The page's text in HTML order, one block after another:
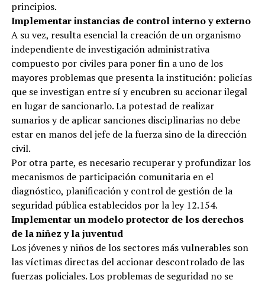
principios.
Implementar instancias de control interno y externo
A su vez, resulta esencial la creación de un organismo
independiente de investigación administrativa
compuesto por civiles para poner fin a uno de los
mayores problemas que presenta la institución: policías
que se investigan entre sí y encubren su accionar ilegal
en lugar de sancionarlo. La potestad de realizar
sumarios y de aplicar sanciones disciplinarias no debe
estar en manos del jefe de la fuerza sino de la dirección
civil.
Por otra parte, es necesario recuperar y profundizar los
mecanismos de participación comunitaria en el
diagnóstico, planificación y control de gestión de la
seguridad pública establecidos por la ley 12.154.
Implementar un modelo protector de los derechos
de la niñez y la juventud
Los jóvenes y niños de los sectores más vulnerables son
las víctimas directas del accionar descontrolado de las
fuerzas policiales. Los problemas de seguridad no se